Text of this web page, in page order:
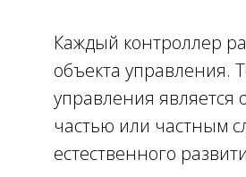
Каждый контроллер
объекта управления.
управления является
частью или частным
естественного